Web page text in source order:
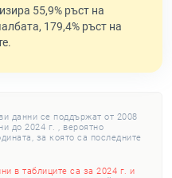
55,9% ръст на
179,4% ръст на
данни се поддържат от 2008
до 2024 г. , вероятно
за която са последните
в таблиците са за 2024 г. и